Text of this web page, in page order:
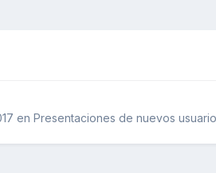
en Presentaciones de nuevos